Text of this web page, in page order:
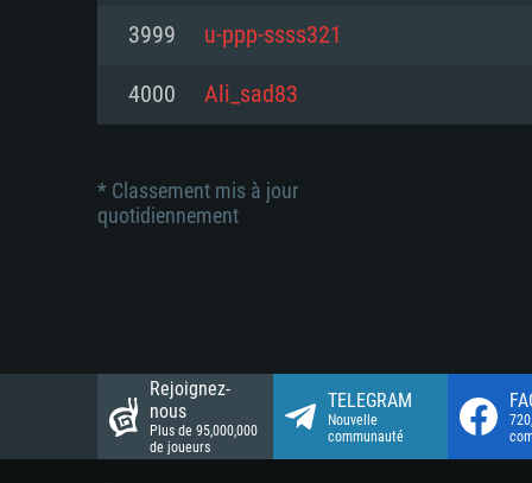
Disque dur: 23.1 Go (client
Disque dur: 62,2 Go (client
Disque dur: 62,2 Go (client
3999 u-ppp-ssss321
4000 Ali_sad83
* Classement mis à jour
quotidiennement
Rejoignez-
nous
Plus de 95,000,000
de joueurs
TELEGRAM
Nouvelle
communauté